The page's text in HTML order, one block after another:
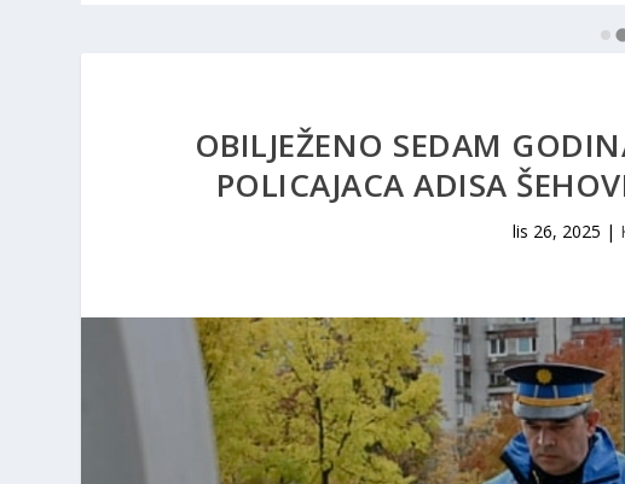
OBILJEŽENO SEDAM
POLICAJACA ADISA
lis 26, 2025 |